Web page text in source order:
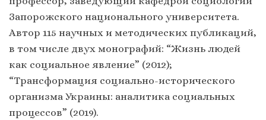
Запорожского национального университета.
Автор 115 научных и методических публикаций,
в том числе двух монографий: “Жизнь людей
как социальное явление” (2012);
“Трансформация социально-исторического
организма Украины: аналитика социальных
процессов” (2019).